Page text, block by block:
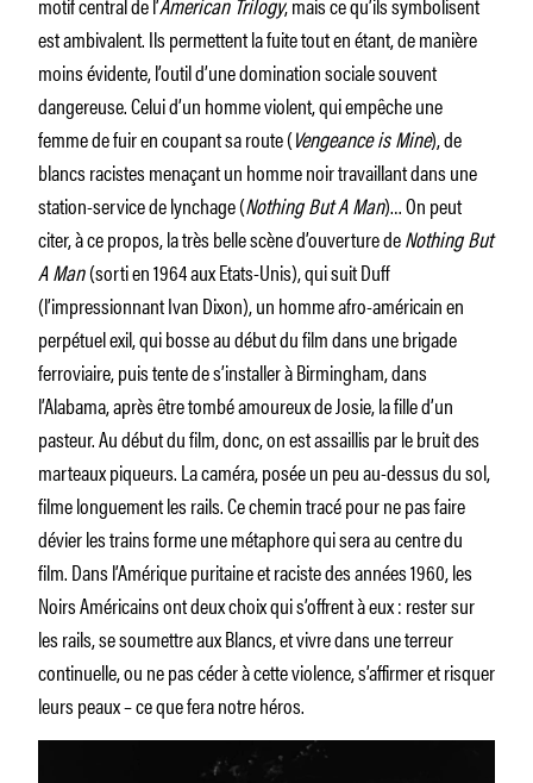
est ambivalent. Ils permettent la fuite tout en étant, de manière
moins évidente, l’outil d’une domination sociale souvent
dangereuse. Celui d’un homme violent, qui empêche une
femme de fuir en coupant sa route (Vengeance is Mine), de
blancs racistes menaçant un homme noir travaillant dans une
station-service de lynchage (Nothing But A Man)… On peut
citer, à ce propos, la très belle scène d’ouverture deNothing But
A Man(sorti en 1964 aux Etats-Unis), qui suit Duff
(l’impressionnant Ivan Dixon), un homme afro-américain en
perpétuel exil, qui bosse au début du film dans une brigade
ferroviaire, puis tente de s’installer à Birmingham, dans
l’Alabama, après être tombé amoureux de Josie, la fille d’un
pasteur. Au début du film, donc, on est assaillis par le bruit des
marteaux piqueurs. La caméra, posée un peu au-dessus du sol,
filme longuement les rails. Ce chemin tracé pour ne pas faire
dévier les trains forme une métaphore qui sera au centre du
film. Dans l’Amérique puritaine et raciste des années 1960, les
Noirs Américains ont deux choix qui s’offrent à eux : rester sur
les rails, se soumettre aux Blancs, et vivre dans une terreur
continuelle, ou ne pas céder à cette violence, s’affirmer et risquer
leurs peaux – ce que fera notre héros.